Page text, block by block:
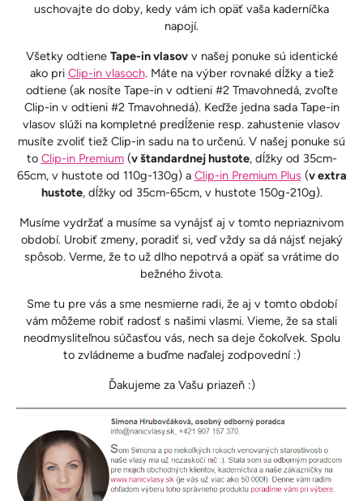
uschovajte do doby, kedy vám ich opäť vaša kaderníčka
napojí.
Všetky odtiene Tape-in vlasovv našej ponuke sú identické
ako pri Clip-in vlasoch. Máte na výber rovnaké dĺžky a tiež
odtiene (ak nosíte Tape-in v odtieni #2 Tmavohnedá, zvoľte
Clip-in v odtieni #2 Tmavohnedá). Keďže jedna sada Tape-in
vlasov slúži na kompletné predĺženie resp. zahustenie vlasov
musíte zvoliť tiež Clip-in sadu na to určenú. V našej ponuke sú
to Clip-in Premium(v štandardnej hustote, dĺžky od 35cm-
65cm, v hustote od 110g-130g) a Clip-in Premium Plus(v extra
hustote, dĺžky od 35cm-65cm, v hustote 150g-210g).
Musíme vydržať a musíme sa vynájsť aj v tomto nepriaznivom
období. Urobiť zmeny, poradiť si, veď vždy sa dá nájsť nejaký
spôsob. Verme, že to už dlho nepotrvá a opäť sa vrátime do
bežného života.
Sme tu pre vás a sme nesmierne radi, že aj v tomto období
vám môžeme robiť radosť s našimi vlasmi. Vieme, že sa stali
neodmysliteľnou súčasťou vás, nech sa deje čokoľvek. Spolu
to zvládneme a buďme naďalej zodpovední :)
Ďakujeme za Vašu priazeň :)